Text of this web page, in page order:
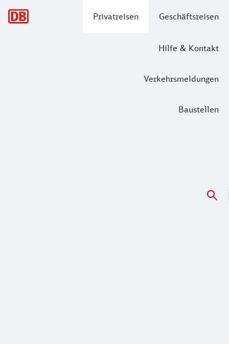
Privatreisen Geschäftsreisen
Hilfe & Kontakt
Verkehrsmeldungen
Baustellen